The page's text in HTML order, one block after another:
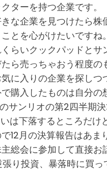
ターを持つ企業です。
な企業を見つけたら
ことを心がけたいです
らいクックパッドとサ
ら売っちゃおう程度の
に入りの企業を探しつ
購入したものは自分の
のサンリオの第2四半期
は下落するところだ
12月の決算報告はあ
総会に参加して直接お
張り投資、暴落時に買